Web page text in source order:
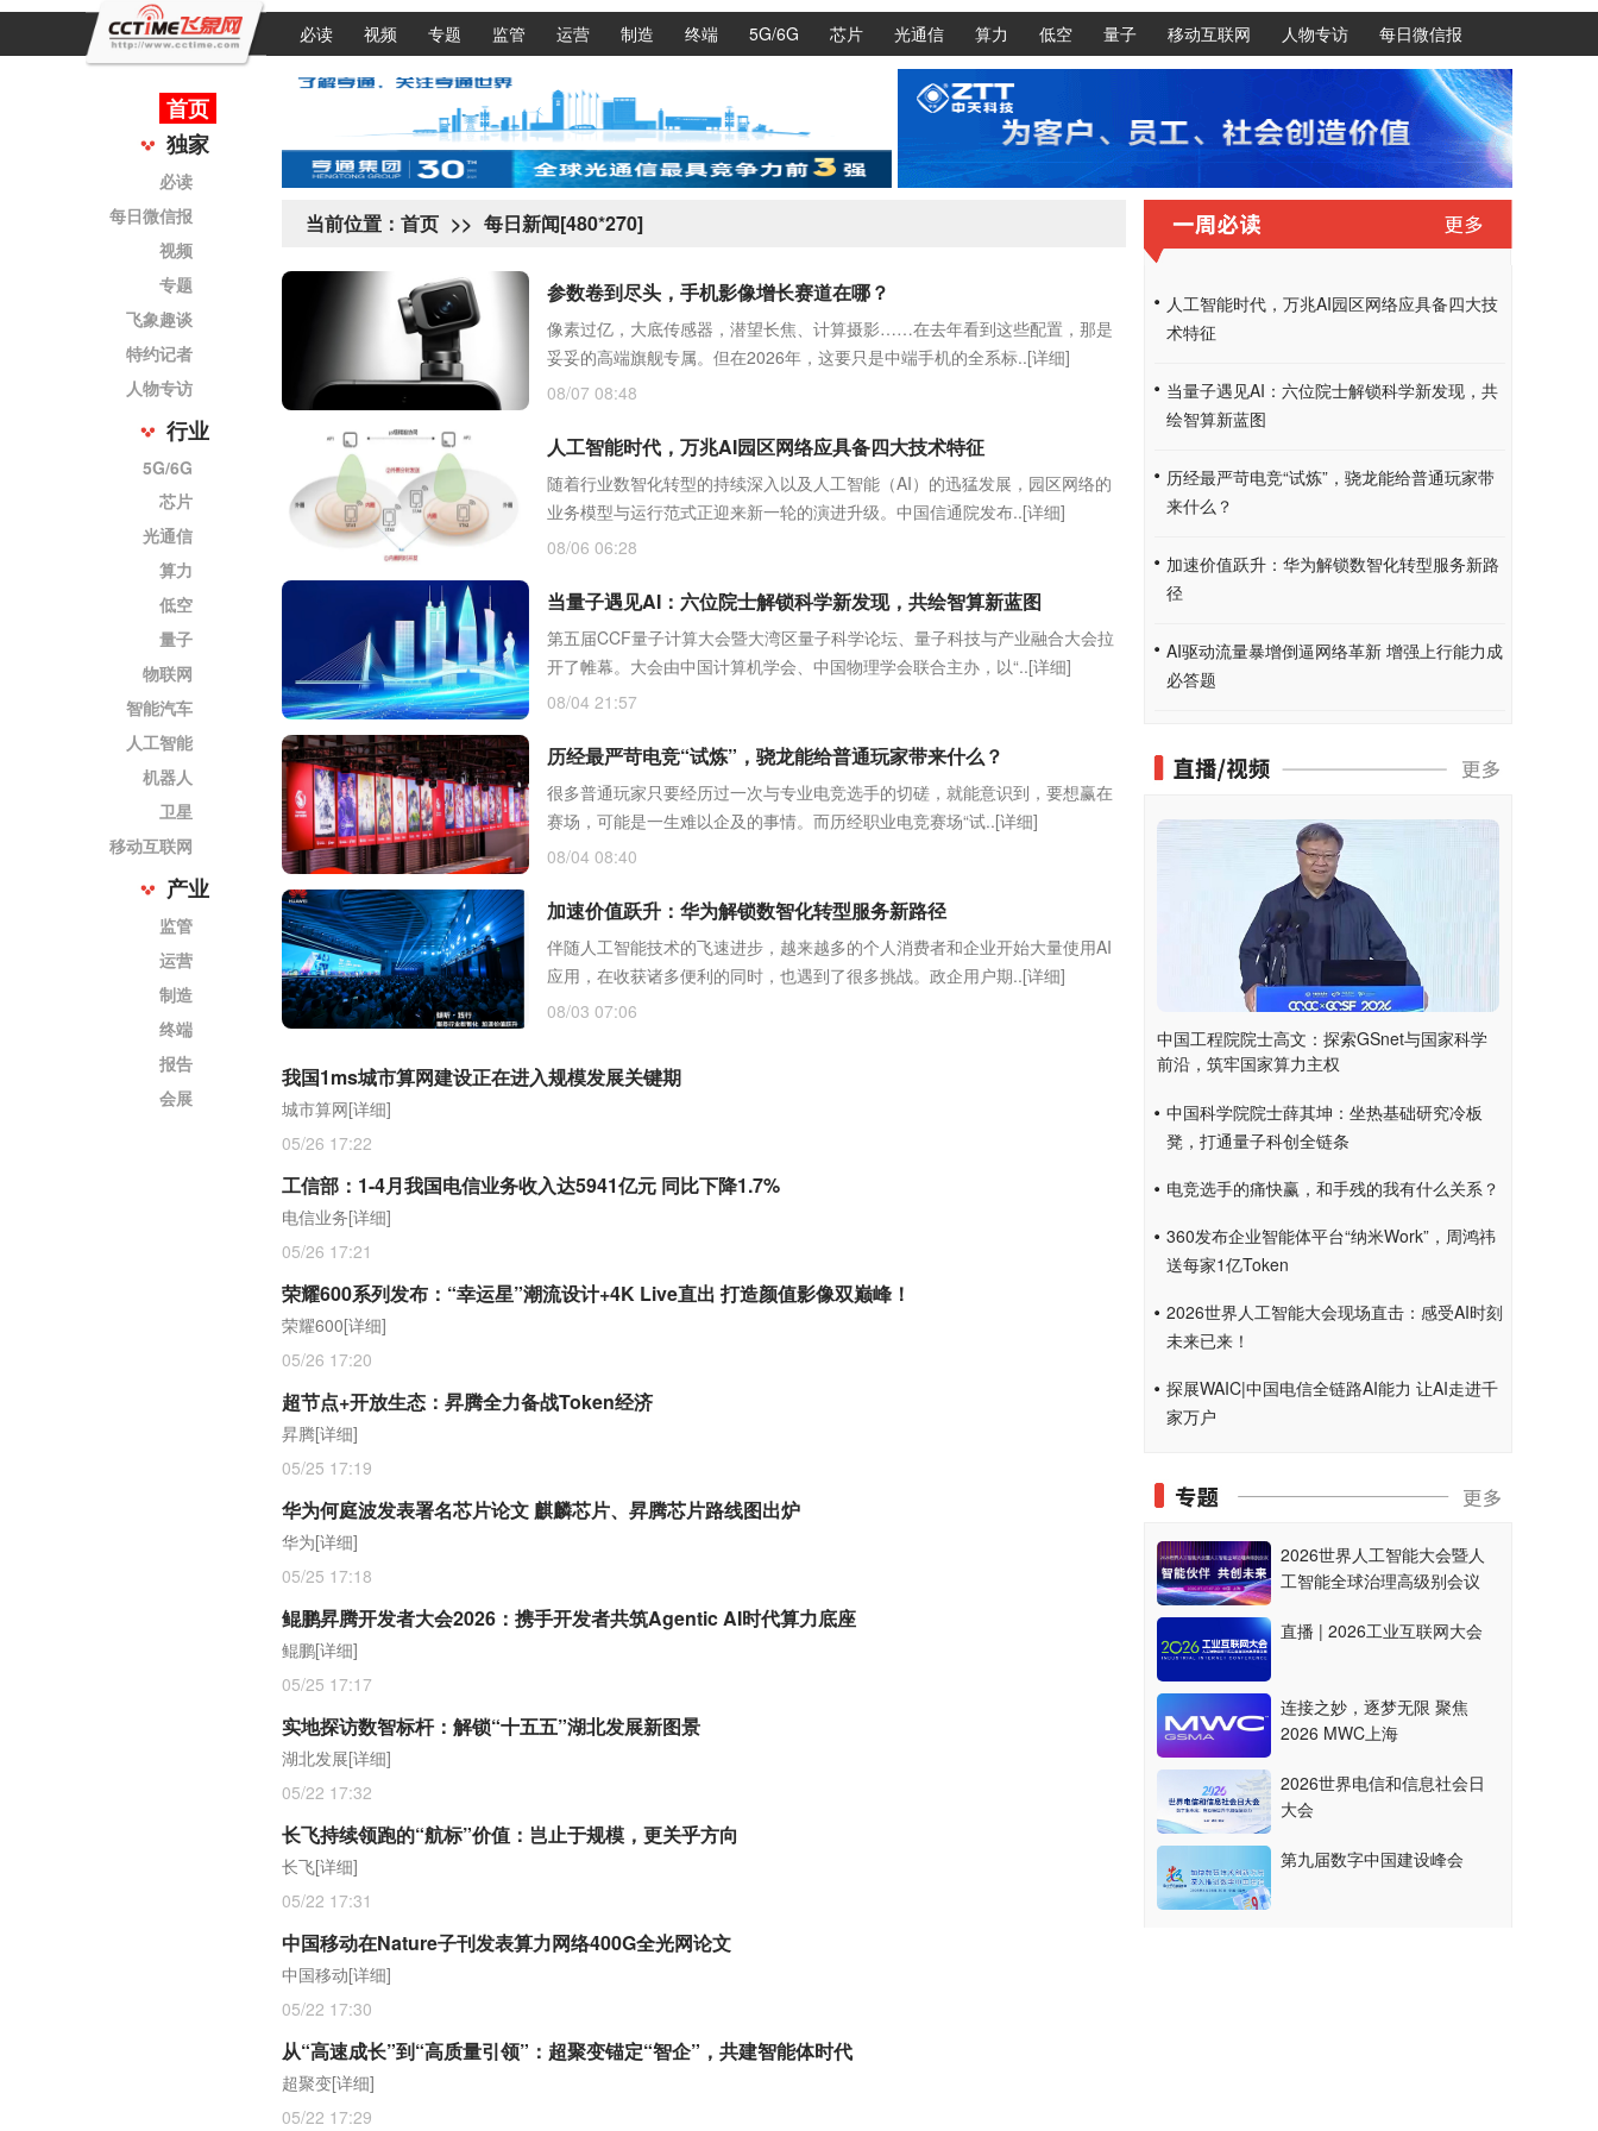
必读 视频 专题 监管 运营 制造 终端 5G/6G 芯片 光通信 算力 低空 量子 移动互联网 人物专访 每日微信报
首页
独家
必读
每日微信报
视频
专题
飞象趣谈
特约记者
人物专访
行业
5G/6G
芯片
光通信
算力
低空
量子
物联网
智能汽车
人工智能
机器人
卫星
移动互联网
产业
监管
运营
制造
终端
报告
会展
当前位置： 首页 >> 每日新闻[480*270]
参数卷到尽头，手机影像增长赛道在哪？
像素过亿，大底传感器，潜望长焦、计算摄影……在去年看到这些配置，那是
妥妥的高端旗舰专属。但在2026年，这要只是中端手机的全系标..[详细]
08/07 08:48
人工智能时代，万兆AI园区网络应具备四大技术特征
随着行业数智化转型的持续深入以及人工智能（AI）的迅猛发展，园区网络的
业务模型与运行范式正迎来新一轮的演进升级。中国信通院发布..[详细]
08/06 06:28
当量子遇见AI：六位院士解锁科学新发现，共绘智算新蓝图
第五届CCF量子计算大会暨大湾区量子科学论坛、量子科技与产业融合大会拉
开了帷幕。大会由中国计算机学会、中国物理学会联合主办，以“..[详细]
08/04 21:57
历经最严苛电竞“试炼”，骁龙能给普通玩家带来什么？
很多普通玩家只要经历过一次与专业电竞选手的切磋，就能意识到，要想赢在
赛场，可能是一生难以企及的事情。而历经职业电竞赛场“试..[详细]
08/04 08:40
加速价值跃升：华为解锁数智化转型服务新路径
伴随人工智能技术的飞速进步，越来越多的个人消费者和企业开始大量使用AI
应用，在收获诸多便利的同时，也遇到了很多挑战。政企用户期..[详细]
08/03 07:06
我国1ms城市算网建设正在进入规模发展关键期
城市算网[详细]
05/26 17:22
工信部：1-4月我国电信业务收入达5941亿元 同比下降1.7%
电信业务[详细]
05/26 17:21
荣耀600系列发布：“幸运星”潮流设计+4K Live直出 打造颜值影像双巅峰！
荣耀600[详细]
05/26 17:20
超节点+开放生态：昇腾全力备战Token经济
昇腾[详细]
05/25 17:19
华为何庭波发表署名芯片论文 麒麟芯片、昇腾芯片路线图出炉
华为[详细]
05/25 17:18
鲲鹏昇腾开发者大会2026：携手开发者共筑Agentic AI时代算力底座
鲲鹏[详细]
05/25 17:17
实地探访数智标杆：解锁“十五五”湖北发展新图景
湖北发展[详细]
05/22 17:32
长飞持续领跑的“航标”价值：岂止于规模，更关乎方向
长飞[详细]
05/22 17:31
中国移动在Nature子刊发表算力网络400G全光网论文
中国移动[详细]
05/22 17:30
从“高速成长”到“高质量引领”：超聚变锚定“智企”，共建智能体时代
超聚变[详细]
05/22 17:29
人工智能时代，万兆AI园区网络应具备四大技
术特征
当量子遇见AI：六位院士解锁科学新发现，共
绘智算新蓝图
历经最严苛电竞“试炼”，骁龙能给普通玩家带
来什么？
加速价值跃升：华为解锁数智化转型服务新路
径
AI驱动流量暴增倒逼网络革新 增强上行能力成
必答题
中国工程院院士高文：探索GSnet与国家科学
前沿，筑牢国家算力主权
中国科学院院士薛其坤：坐热基础研究冷板
凳，打通量子科创全链条
电竞选手的痛快赢，和手残的我有什么关系？
360发布企业智能体平台“纳米Work”，周鸿祎
送每家1亿Token
2026世界人工智能大会现场直击：感受AI时刻
未来已来！
探展WAIC|中国电信全链路AI能力 让AI走进千
家万户
2026世界人工智能大会暨人
工智能全球治理高级别会议
直播 | 2026工业互联网大会
连接之妙，逐梦无限 聚焦
2026 MWC上海
2026世界电信和信息社会日
大会
第九届数字中国建设峰会